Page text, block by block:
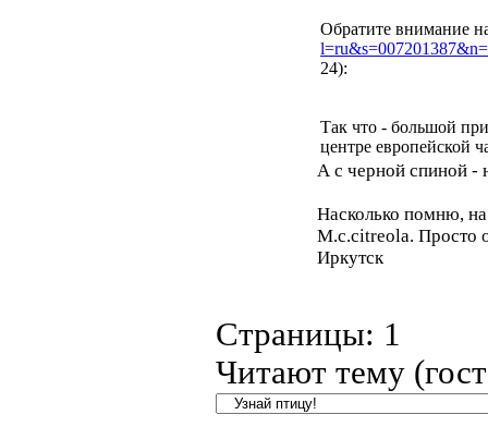
Обратите внимание
24):
Так что - большой
центре европейской
А с черной спиной
Насколько помню,
M.c.citreola. Просто
Иркутск
Страницы: 1
Читают тему